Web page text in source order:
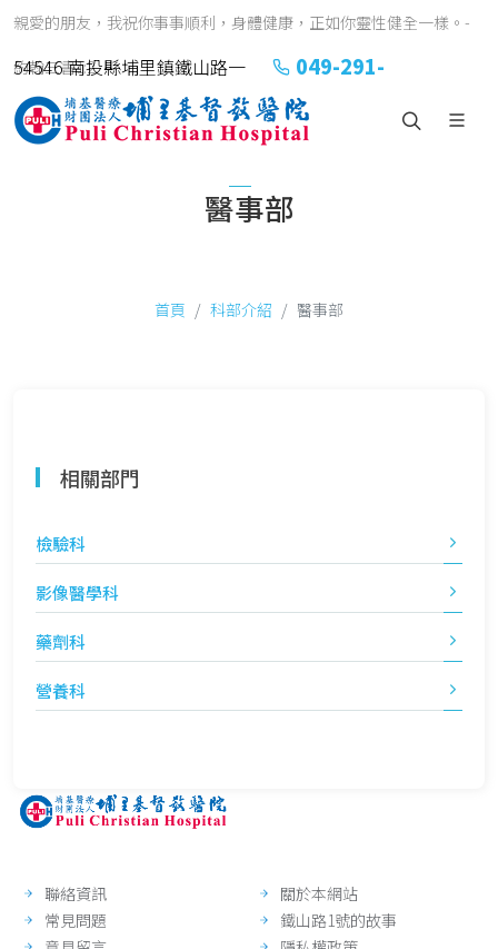
親愛的朋友，我祝你事事順利，身體健康，正如你靈性健全一樣。-
約翰三書1:2
54546 南投縣埔里鎮鐵山路一
號
049-291-
2151#2152
醫事部
首頁 科部介紹 醫事部
相關部門
檢驗科
影像醫學科
藥劑科
營養科
聯絡資訊
常見問題
關於本網站
鐵山路1號的故事